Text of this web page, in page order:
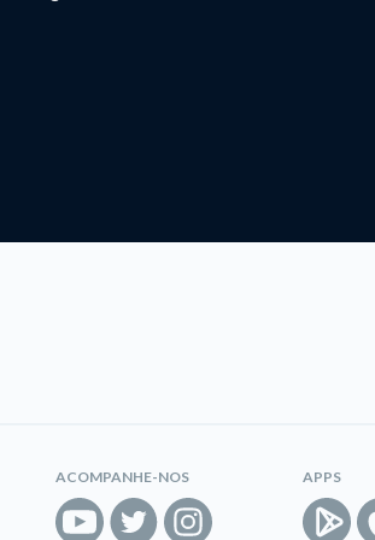
ACOMPANHE-NOS APPS